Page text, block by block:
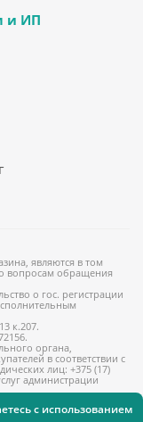
с использованием
и ИП
являются в том
вопросам обращения
о гос. регистрации
к.207.
органа,
в соответствии с
лиц: +375 (17)
администрации